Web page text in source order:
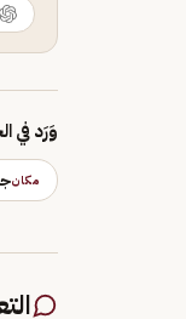
وَرَد في
مكان